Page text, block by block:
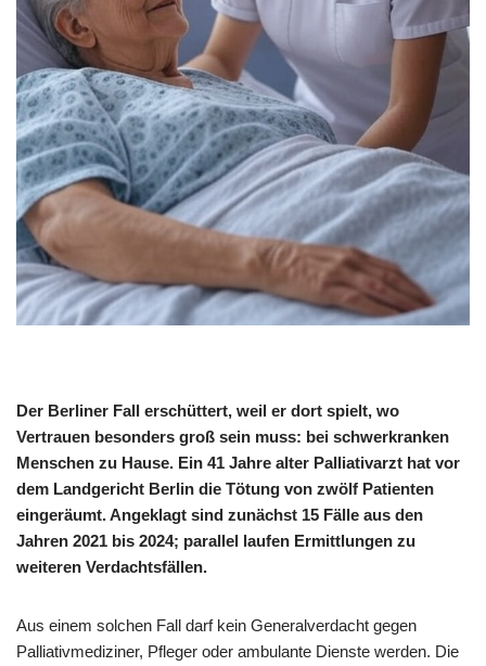
Der Berliner Fall erschüttert, weil er dort spielt, wo
Vertrauen besonders groß sein muss: bei schwerkranken
Menschen zu Hause. Ein 41 Jahre alter Palliativarzt hat vor
dem Landgericht Berlin die Tötung von zwölf Patienten
eingeräumt. Angeklagt sind zunächst 15 Fälle aus den
Jahren 2021 bis 2024; parallel laufen Ermittlungen zu
weiteren Verdachtsfällen.
Aus einem solchen Fall darf kein Generalverdacht gegen
Palliativmediziner, Pfleger oder ambulante Dienste werden. Die